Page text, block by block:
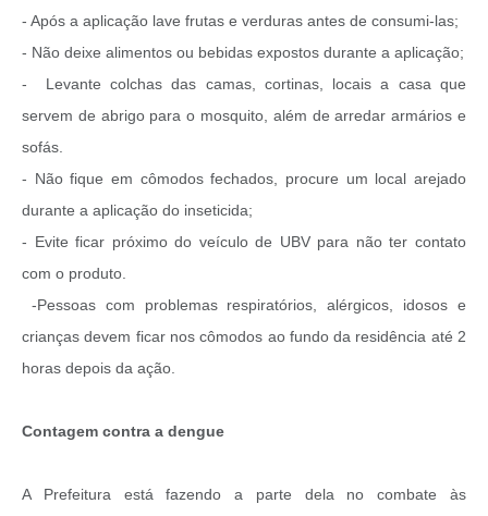
- Após a aplicação lave frutas e verduras antes de consumi-las;
- Não deixe alimentos ou bebidas expostos durante a aplicação;
- Levante colchas das camas, cortinas, locais a casa que
servem de abrigo para o mosquito, além de arredar armários e
sofás.
- Não fique em cômodos fechados, procure um local arejado
durante a aplicação do inseticida;
- Evite ficar próximo do veículo de UBV para não ter contato
com o produto.
-Pessoas com problemas respiratórios, alérgicos, idosos e
crianças devem ficar nos cômodos ao fundo da residência até 2
horas depois da ação.
Contagem contra a dengue
A Prefeitura está fazendo a parte dela no combate às